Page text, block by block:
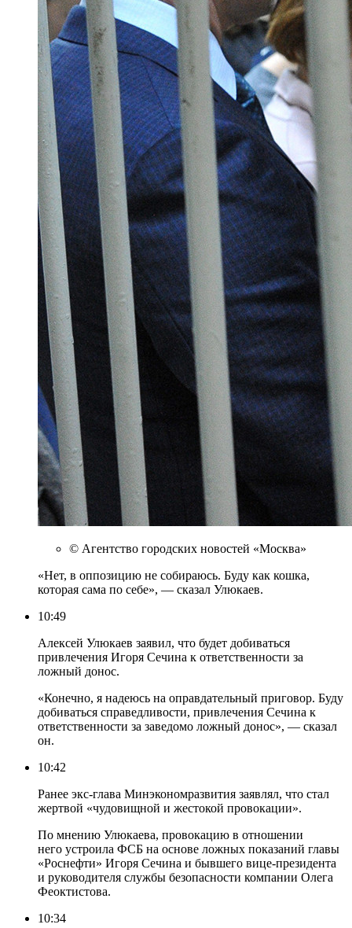
© Агентство городских новостей «Москва»
«Нет, в оппозицию не собираюсь. Буду как кошка,
которая сама по себе», — сказал Улюкаев.
10:49
Алексей Улюкаев заявил, что будет добиваться
привлечения Игоря Сечина к ответственности за
ложный донос.
«Конечно, я надеюсь на оправдательный приговор. Буду
добиваться справедливости, привлечения Сечина к
ответственности за заведомо ложный донос», — сказал
он.
10:42
Ранее экс-глава Минэкономразвития заявлял, что стал
жертвой «чудовищной и жестокой провокации».
По мнению Улюкаева, провокацию в отношении
него устроила ФСБ на основе ложных показаний главы
«Роснефти» Игоря Сечина и бывшего вице-президента
и руководителя службы безопасности компании Олега
Феоктистова.
10:34